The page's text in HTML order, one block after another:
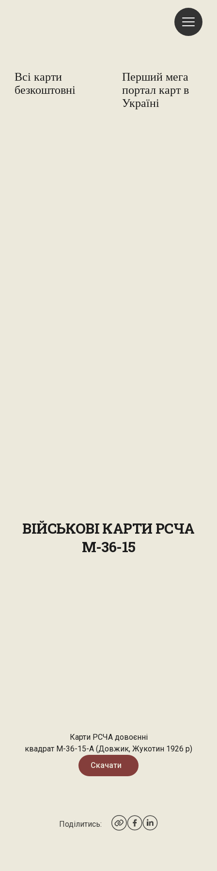
Всі карти
безкоштовні
Freemap
Перший мега
портал карт в
Україні
ВІЙСЬКОВІ КАРТИ РСЧА
M-36-15
Карти РСЧА довоєнні
квадрат М-36-15-А (Довжик, Жукотин 1926 р)
Скачати
Поділитись: